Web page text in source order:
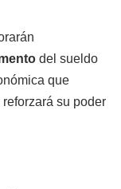
del sueldo
que
su poder